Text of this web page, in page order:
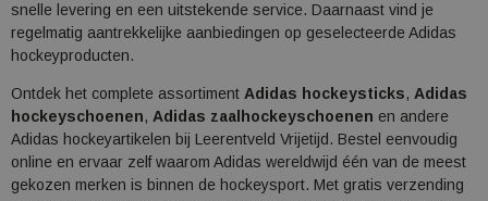
snelle levering en een uitstekende service. Daarnaast vind je
regelmatig aantrekkelijke aanbiedingen op geselecteerde Adidas
hockeyproducten.
Ontdek het complete assortiment Adidas hockeysticks, Adidas
hockeyschoenen, Adidas zaalhockeyschoenen en andere
Adidas hockeyartikelen bij Leerentveld Vrijetijd. Bestel eenvoudig
online en ervaar zelf waarom Adidas wereldwijd één van de meest
gekozen merken is binnen de hockeysport. Met gratis verzending